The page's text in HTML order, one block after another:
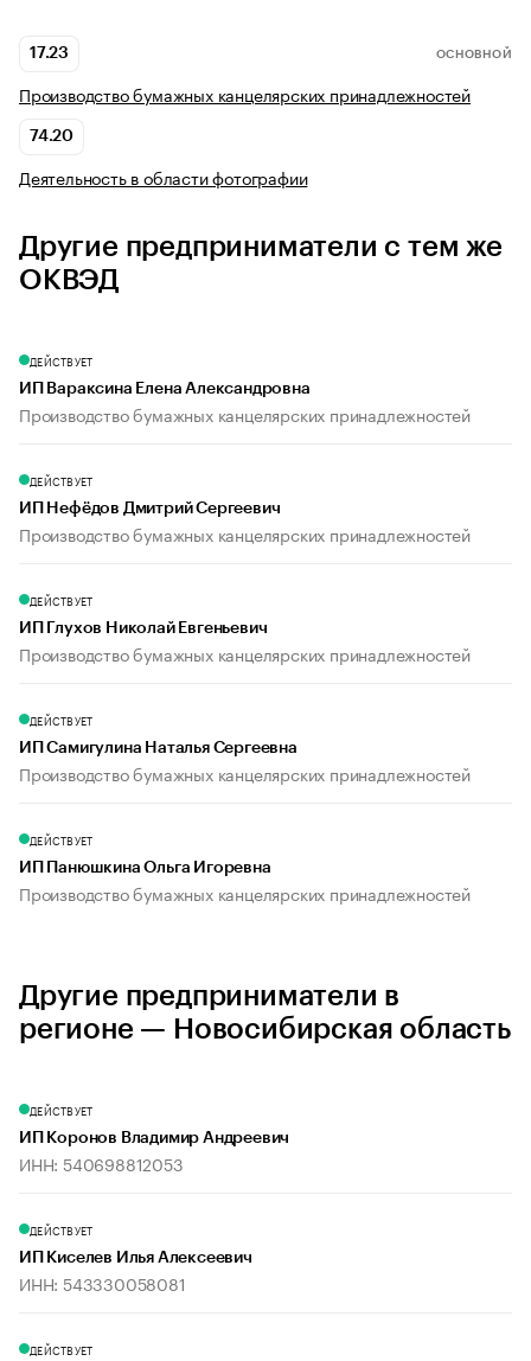
17.23 ОСНОВНОЙ
Производство бумажных канцелярских принадлежностей
74.20
Деятельность в области фотографии
Другие предприниматели с тем же
ОКВЭД
ДЕЙСТВУЕТ
ИП Вараксина Елена Александровна
Производство бумажных канцелярских принадлежностей
ДЕЙСТВУЕТ
ИП Нефёдов Дмитрий Сергеевич
Производство бумажных канцелярских принадлежностей
ДЕЙСТВУЕТ
ИП Глухов Николай Евгеньевич
Производство бумажных канцелярских принадлежностей
ДЕЙСТВУЕТ
ИП Самигулина Наталья Сергеевна
Производство бумажных канцелярских принадлежностей
ДЕЙСТВУЕТ
ИП Панюшкина Ольга Игоревна
Производство бумажных канцелярских принадлежностей
Другие предприниматели в
регионе — Новосибирская область
ДЕЙСТВУЕТ
ИП Коронов Владимир Андреевич
ИНН: 540698812053
ДЕЙСТВУЕТ
ИП Киселев Илья Алексеевич
ИНН: 543330058081
ДЕЙСТВУЕТ